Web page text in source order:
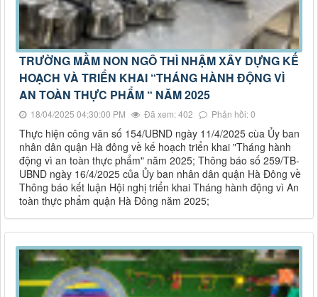
TRƯỜNG MẦM NON NGÔ THÌ NHẬM XÂY DỰNG KẾ
HOẠCH VÀ TRIỂN KHAI “THÁNG HÀNH ĐỘNG VÌ
AN TOÀN THỰC PHẨM “ NĂM 2025
18/04/2025 04:30:00 PM Đã xem: 402 Phản hồi: 0
Thực hiện công văn số 154/UBND ngày 11/4/2025 cùa Ủy ban
nhân dân quận Hà đông về kế hoạch triển khai "Tháng hành
động vì an toàn thực phẩm" năm 2025; Thông báo số 259/TB-
UBND ngày 16/4/2025 của Ủy ban nhân dân quận Hà Đông về
Thông báo kết luận Hội nghị triển khai Tháng hành động vì An
toàn thực phẩm quận Hà Đông năm 2025;